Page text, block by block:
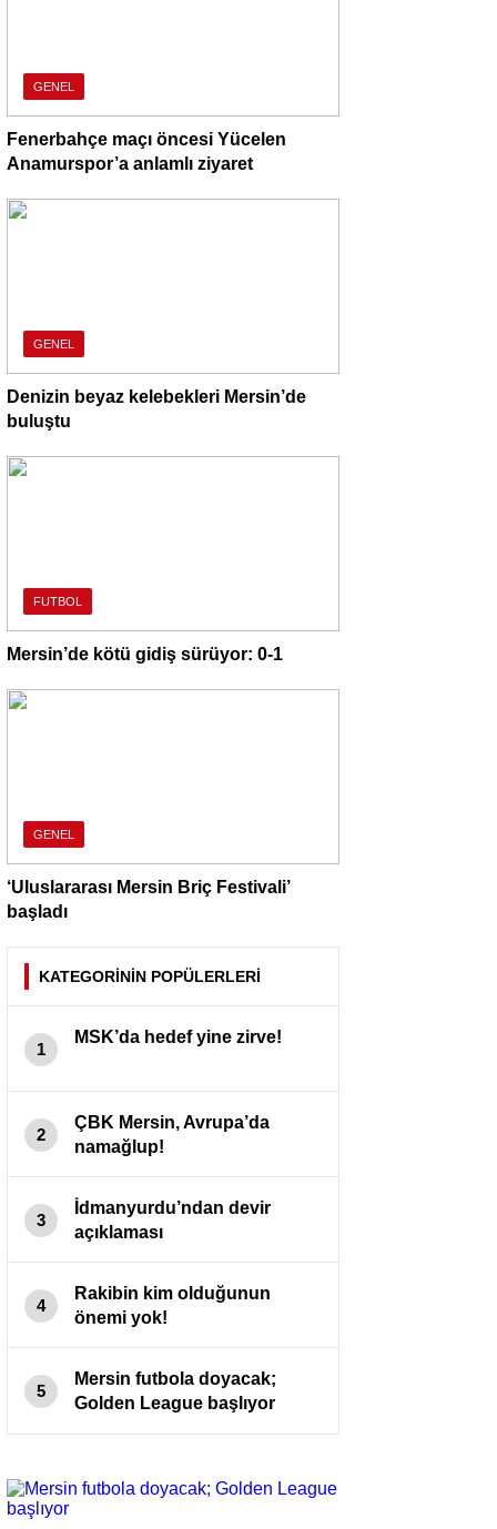
GENEL
Fenerbahçe maçı öncesi Yücelen
Anamurspor’a anlamlı ziyaret
GENEL
Denizin beyaz kelebekleri Mersin’de
buluştu
FUTBOL
Mersin’de kötü gidiş sürüyor: 0-1
GENEL
‘Uluslararası Mersin Briç Festivali’
başladı
KATEGORİNİN POPÜLERLERİ
1
MSK’da hedef yine zirve!
2
ÇBK Mersin, Avrupa’da
namağlup!
3
İdmanyurdu’ndan devir
açıklaması
4
Rakibin kim olduğunun
önemi yok!
5
Mersin futbola doyacak;
Golden League başlıyor